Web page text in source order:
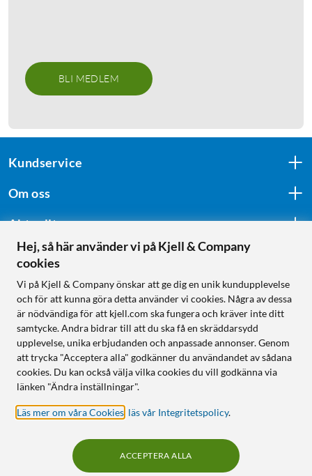
BLI MEDLEM
Kundservice
Om oss
Aktuellt
Följ oss
Handla från:
Sverige
Norge
Hej, så här använder vi på Kjell & Company
cookies
Vi på Kjell & Company önskar att ge dig en unik kundupplevelse
och för att kunna göra detta använder vi cookies. Några av dessa
är nödvändiga för att kjell.com ska fungera och kräver inte ditt
samtycke. Andra bidrar till att du ska få en skräddarsydd
upplevelse, unika erbjudanden och anpassade annonser. Genom
att trycka "Acceptera alla" godkänner du användandet av sådana
cookies. Du kan också välja vilka cookies du vill godkänna via
länken "Ändra inställningar".
Läs mer om våra Cookies läs vår Integritetspolicy.
ACCEPTERA ALLA